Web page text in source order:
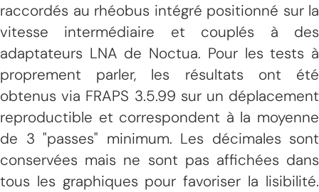
raccordés au rhéobus intégré positionné sur la
vitesse intermédiaire et couplés à des
adaptateurs LNA de Noctua. Pour les tests à
proprement parler, les résultats ont été
obtenus via FRAPS 3.5.99 sur un déplacement
reproductible et correspondent à la moyenne
de 3 "passes" minimum. Les décimales sont
conservées mais ne sont pas affichées dans
tous les graphiques pour favoriser la lisibilité.